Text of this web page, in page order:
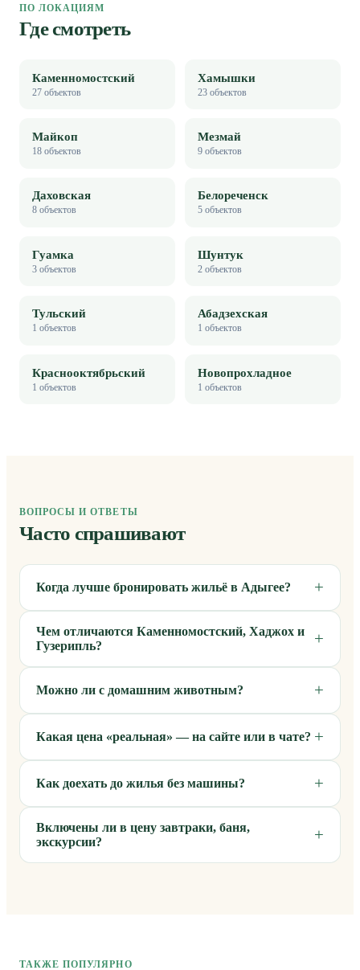
ПО ЛОКАЦИЯМ
Где смотреть
Каменномостский
27 объектов
Хамышки
23объектов
Майкоп
18 объектов
Мезмай
9объектов
Даховская
8 объектов
Белореченск
5объектов
Гуамка
3 объектов
Шунтук
2объектов
Тульский
1 объектов
Абадзехская
1 объектов
Краснооктябрьский
1 объектов
Новопрохладное
1 объектов
ВОПРОСЫ И ОТВЕТЫ
Часто спрашивают
Когда лучше бронировать жильё в Адыгее?
Чем отличаются Каменномостский, Хаджох и
Гузерипль?
Можно ли с домашним животным?
Какая цена «реальная» — на сайте или в чате?
Как доехать до жилья без машины?
Включены ли в цену завтраки, баня,
экскурсии?
ТАКЖЕ ПОПУЛЯРНО